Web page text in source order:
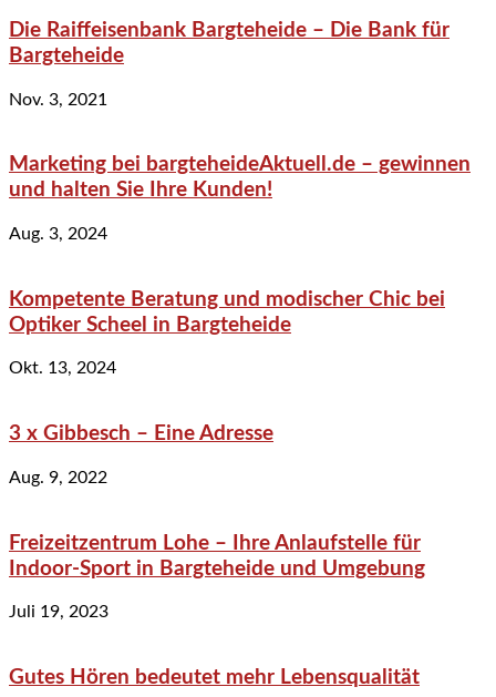
Die Raiffeisenbank Bargteheide – Die Bank für
Bargteheide
Nov. 3, 2021
Marketing bei bargteheideAktuell.de – gewinnen
und halten Sie Ihre Kunden!
Aug. 3, 2024
Kompetente Beratung und modischer Chic bei
Optiker Scheel in Bargteheide
Okt. 13, 2024
3 x Gibbesch – Eine Adresse
Aug. 9, 2022
Freizeitzentrum Lohe – Ihre Anlaufstelle für
Indoor-Sport in Bargteheide und Umgebung
Juli 19, 2023
Gutes Hören bedeutet mehr Lebensqualität